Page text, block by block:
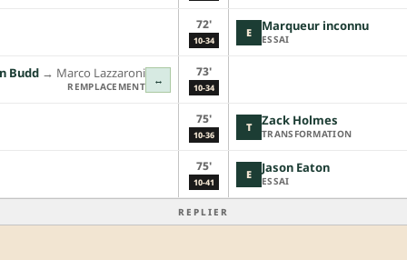
72'
10-34
E Marqueur inconnu
ESSAI
↔
Budd →︎ Marco Lazzaroni
REMPLACEMENT
73'
10-34
75'
10-36
T Zack Holmes
TRANSFORMATION
75'
10-41
E Jason Eaton
ESSAI
REPLIER